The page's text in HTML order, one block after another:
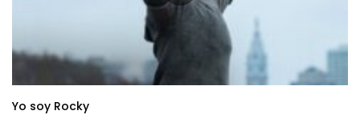
Yo soy Rocky